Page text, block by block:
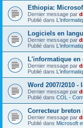
Ethiopia:
Dernier message par
Publié dans
Logiciels en
Dernier message par
Publié dans
L'informatique en
Dernier message par
Publié dans
Word 2007/2010
Dernier message par
Publié dans COL -
Correcteur breton
Dernier message par
Publié dans Microsoft